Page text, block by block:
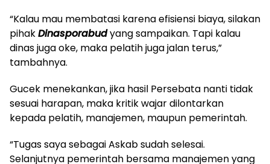
“Kalau mau membatasi karena efisiensi biaya, silakan
pihakDinasporabudyang sampaikan. Tapi kalau
dinas juga oke, maka pelatih juga jalan terus,”
tambahnya.
Gucek menekankan, jika hasil Persebata nanti tidak
sesuai harapan, maka kritik wajar dilontarkan
kepada pelatih, manajemen, maupun pemerintah.
“Tugas saya sebagai Askab sudah selesai.
Selanjutnya pemerintah bersama manajemen yang